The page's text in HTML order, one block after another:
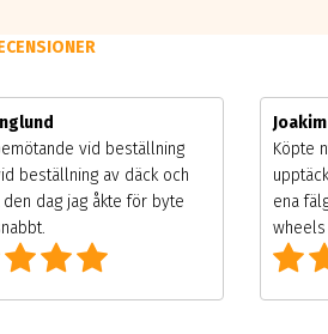
vid beställning
beställning av däck och
dag jag åkte för byte
Köpte
ena